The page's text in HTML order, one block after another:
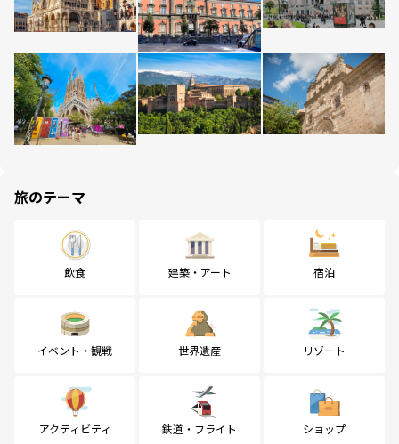
旅のテーマ
飲食 建築・アート 宿泊
イベント・観戦 世界遺産 リゾート
アクティビティ 鉄道・フライト ショップ